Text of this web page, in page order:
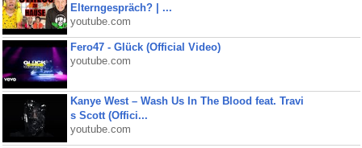
Elterngespräch? | ...
youtube.com
Fero47 - Glück (Official Video)
youtube.com
Kanye West – Wash Us In The Blood feat. Travi
s Scott (Offici...
youtube.com